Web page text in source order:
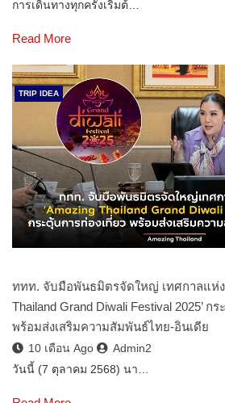
การเดินทางทุกครั้งเริ่มต้…
Read More
TRIP IDEA
ททท. จับมือพันธมิตรจัดใหญ่ เทศกาลแห่ง
Thailand Grand Diwali Festival 2025’ ก
พร้อมส่งเสริมความสัมพันธ์ไทย-อินเดีย
10 เดือน Ago
Admin2
วันนี้ (7 ตุลาคม 2568) นา…